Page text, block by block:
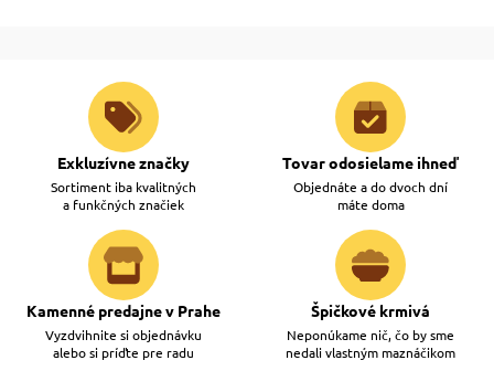
Exkluzívne značky
Sortiment iba kvalitných
a funkčných značiek
Tovar odosielame ihneď
Objednáte a do dvoch dní
máte doma
Kamenné predajne v Prahe
Vyzdvihnite si objednávku
alebo si príďte pre radu
Špičkové krmivá
Neponúkame nič, čo by sme
nedali vlastným maznáčikom